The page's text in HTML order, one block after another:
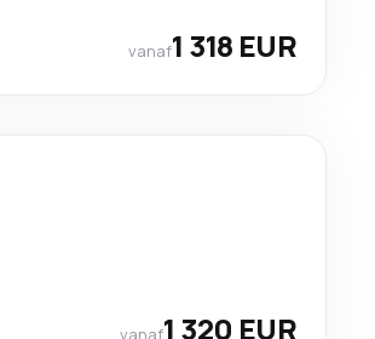
vanaf1 318 EUR
vanaf1 320 EUR